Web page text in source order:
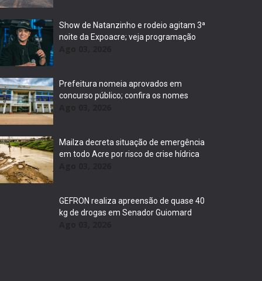
Show de Natanzinho e rodeio agitam 3ª
noite da Expoacre; veja programação
Prefeitura nomeia aprovados em
concurso público; confira os nomes
Mailza decreta situação de emergência
em todo Acre por risco de crise hídrica
GEFRON realiza apreensão de quase 40
kg de drogas em Senador Guiomard